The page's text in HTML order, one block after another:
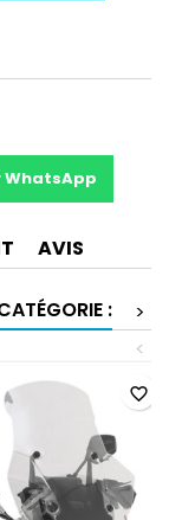
WhatsApp
AVIS
:
>
<
favorite_border